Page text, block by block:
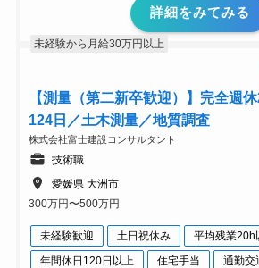
詳細をみてみる
未経験から月給30万円以上
【測量（第二新卒歓迎）】完全週
124日／土木測量／地質調査
株式会社富士建設コンサルタント
技術職
愛媛県 大洲市
300万円〜500万円
未経験歓迎 土日祝休み
平均残業20h
年間休日120日以上
住宅手当 通勤交